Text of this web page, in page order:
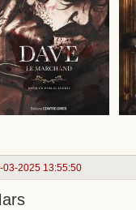
03-2025 13:55:50